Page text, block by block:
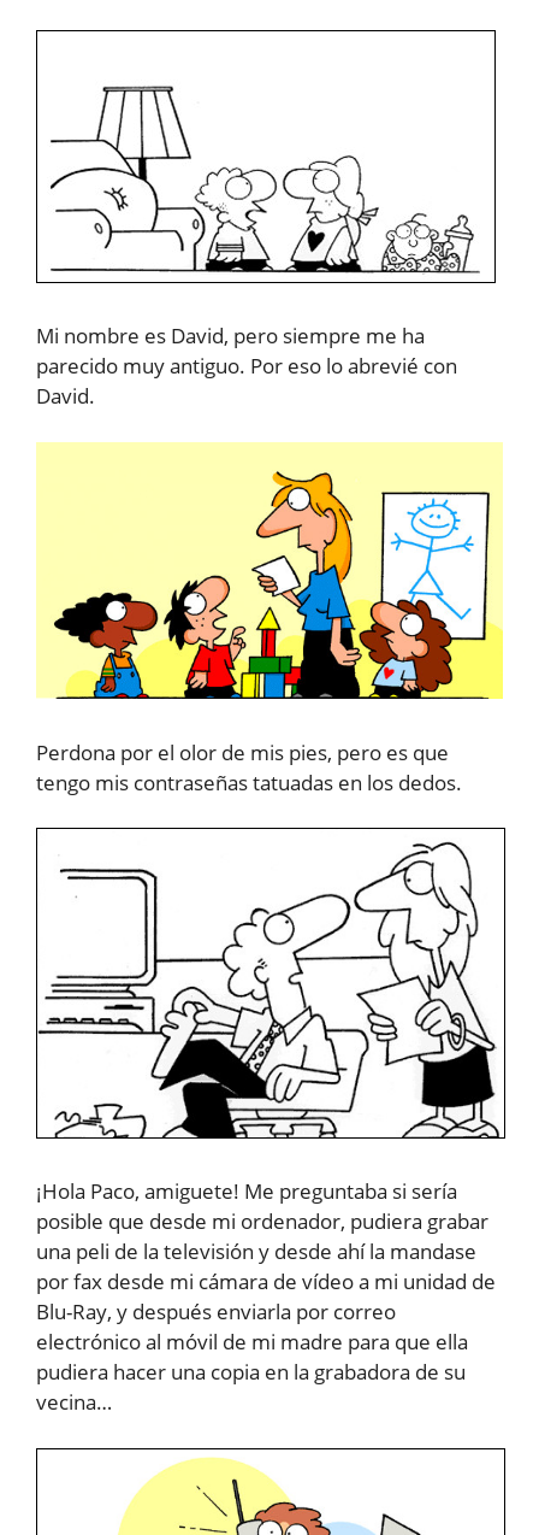
Mi nombre es David, pero siempre me ha
parecido muy antiguo. Por eso lo abrevié con
David.
Perdona por el olor de mis pies, pero es que
tengo mis contraseñas tatuadas en los dedos.
¡Hola Paco, amiguete! Me preguntaba si sería
posible que desde mi ordenador, pudiera grabar
una peli de la televisión y desde ahí la mandase
por fax desde mi cámara de vídeo a mi unidad de
Blu-Ray, y después enviarla por correo
electrónico al móvil de mi madre para que ella
pudiera hacer una copia en la grabadora de su
vecina…